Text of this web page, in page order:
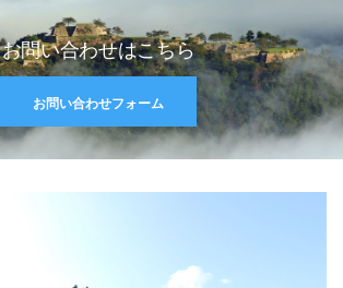
お問い合わせはこちら
お問い合わせフォーム